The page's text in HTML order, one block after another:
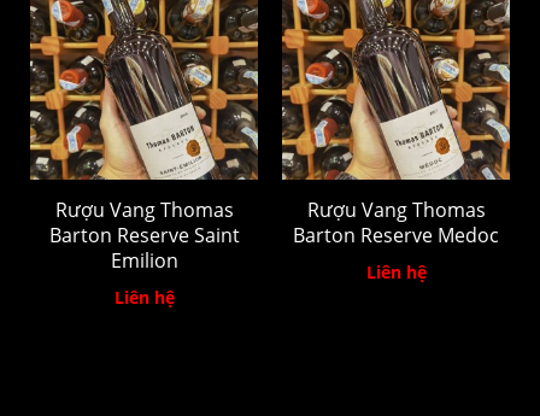
Rượu Vang Thomas
Barton Reserve Saint
Emilion
Liên hệ
Rượu Vang Thomas
Barton Reserve Medoc
Liên hệ